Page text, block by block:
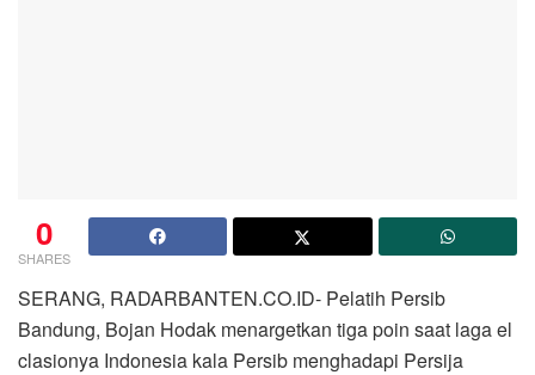
0
SHARES
SERANG, RADARBANTEN.CO.ID- Pelatih Persib
Bandung, Bojan Hodak menargetkan tiga poin saat laga el
clasionya Indonesia kala Persib menghadapi Persija